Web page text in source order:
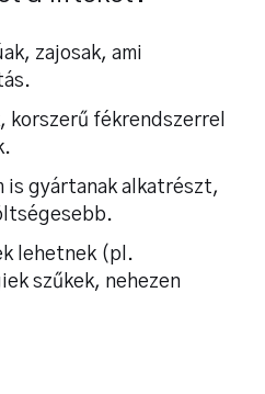
zajosak, ami
korszerű fékrendszerrel
is gyártanak alkatrészt,
lehetnek (pl.
szűkek, nehezen